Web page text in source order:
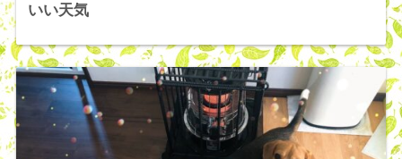
いい天気